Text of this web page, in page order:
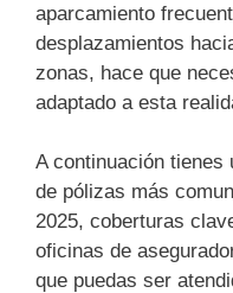
aparcamiento
desplazamientos
zonas, hace que
adaptado a esta
A continuación tienes
de pólizas más
2025, coberturas
oficinas de
que puedas ser